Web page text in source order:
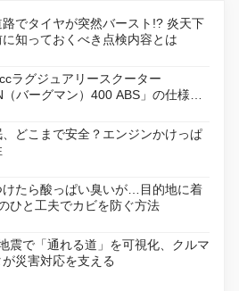
でタイヤが突然バースト!? 炎天下
知っておくべき点検内容とは
ラグジュアリースクーター
（バーグマン）400 ABS」の仕様を
日に発売
どこまで安全？エンジンかけっぱ
けたら酸っぱい臭いが…目的地に着
ひと工夫でカビを防ぐ方法
震で「通れる道」を可視化、クルマ
災害対応を支える